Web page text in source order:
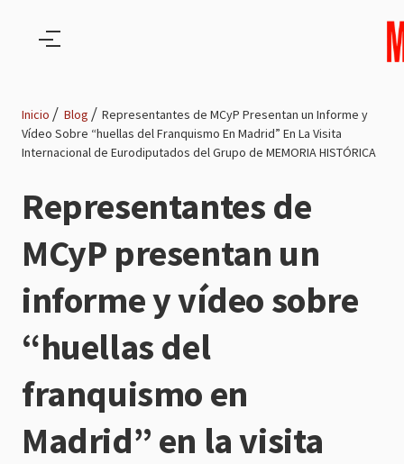
Ruta
de
navegación
Inicio Blog
Representantes de MCyP Presentan un Informe y
Vídeo Sobre “huellas del Franquismo En Madrid” En La Visita
Internacional de Eurodiputados del Grupo de MEMORIA HISTÓRICA
Representantes de
MCyP presentan un
informe y vídeo sobre
“huellas del
franquismo en
Madrid” en la visita